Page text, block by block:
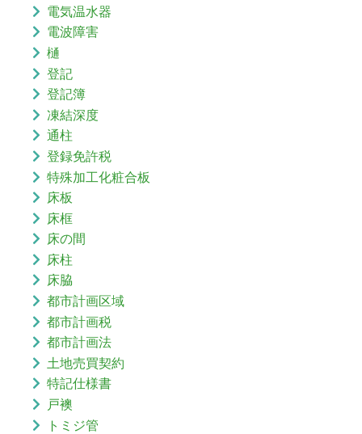
電気温水器
電波障害
樋
登記
登記簿
凍結深度
通柱
登録免許税
特殊加工化粧合板
床板
床框
床の間
床柱
床脇
都市計画区域
都市計画税
都市計画法
土地売買契約
特記仕様書
戸襖
トミジ管